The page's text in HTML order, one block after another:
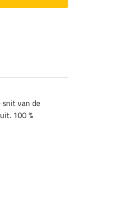
snit van de
100 %